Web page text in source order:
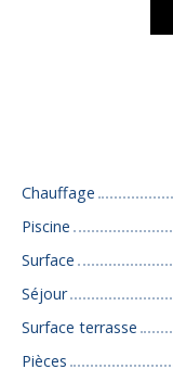
Chauffage
Piscine
Surface
Séjour
Surface terrasse
Pièces